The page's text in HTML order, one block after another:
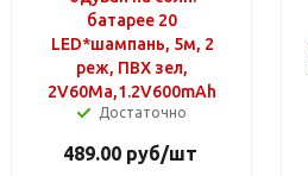
батарее 20
LED*шампань, 5м, 2
реж, ПВХ зел,
2V60Ma,1.2V600mAh
Достаточно
489.00руб/шт